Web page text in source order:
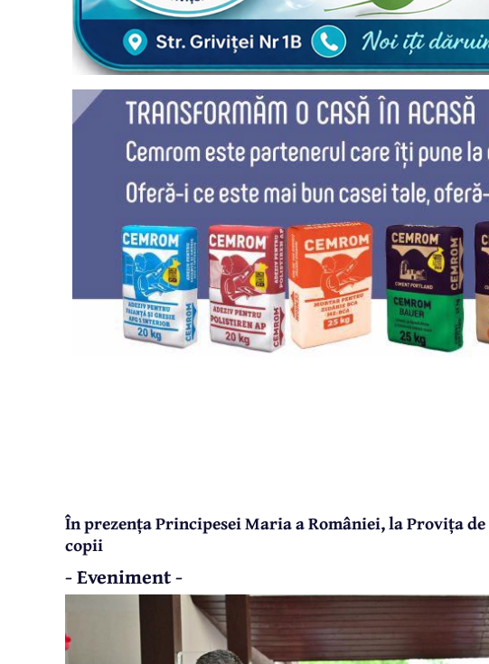
În prezența Principesei Maria a României, la Provița
copii
- Eveniment -